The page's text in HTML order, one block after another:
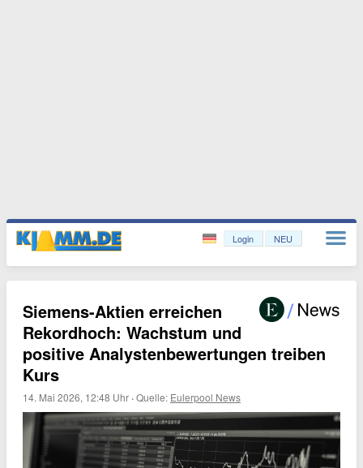
Login NEU
Siemens-Aktien erreichen
Rekordhoch: Wachstum und
positive Analystenbewertungen treiben
Kurs
14. Mai 2026, 12:48 Uhr ·Quelle: Eulerpool News